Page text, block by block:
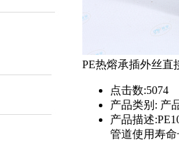
PE热熔承插外丝直
点击数:5074
产品类别: 产
产品描述:
管道使用寿